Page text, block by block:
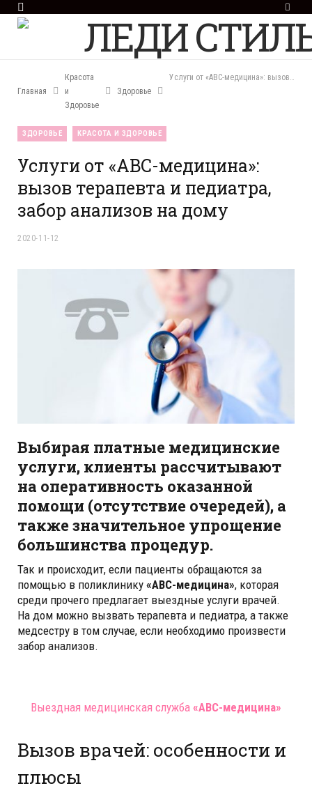
e
Главная
Красота
и
Здоровье
Здоровье
Услуги от «ABC-медицина»: вызов терапевта и педиатра, забор анализов на дому
ЗДОРОВЬЕ КРАСОТА И ЗДОРОВЬЕ
Услуги от «ABC-медицина»:
вызов терапевта и педиатра,
забор анализов на дому
2020-11-12
Выбирая платные медицинские
услуги, клиенты рассчитывают
на оперативность оказанной
помощи (отсутствие очередей), а
также значительное упрощение
большинства процедур.
Так и происходит, если пациенты обращаются за
помощью в поликлинику «ABC-медицина», которая
среди прочего предлагает выездные услуги врачей.
На дом можно вызвать терапевта и педиатра, а также
медсестру в том случае, если необходимо произвести
забор анализов.
Выездная медицинская служба «ABC-медицина»
Вызов врачей: особенности и
плюсы